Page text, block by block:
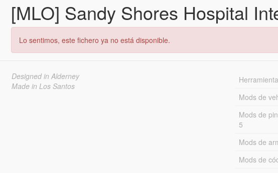
[MLO] Sandy Shores Hospital
Lo sentimos, este fichero ya no está disponible.
Designed in Alderney
Made in Los Santos
Mods de
Mods de
5
Mods de
Mods de